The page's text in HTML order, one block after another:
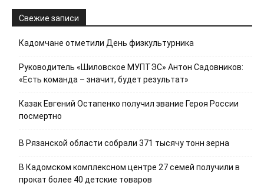
Свежие записи
Кадомчане отметили День физкультурника
Руководитель «Шиловское МУПТЭС» Антон Садовников:
«Есть команда – значит, будет результат»
Казак Евгений Остапенко получил звание Героя России
посмертно
В Рязанской области собрали 371 тысячу тонн зерна
В Кадомском комплексном центре 27 семей получили в
прокат более 40 детские товаров